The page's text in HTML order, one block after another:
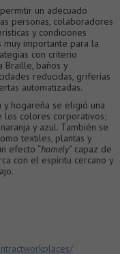
un adecuado
personas, colaboradores
y condiciones
importante para la
con criterio
Braille, baños y
reducidas, griferías
automatizadas.
hogareña se eligió una
los colores corporativos;
y azul. También se
textiles, plantas y
efecto “homely” capaz de
con el espíritu cercano y